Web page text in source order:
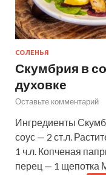
СОЛЕНЬЯ
Скумбрия в
духовке
Оставьте комментарий
Ингредиенты
соус — 2 ст.л.
1 ч.л. Копченая
перец — 1 щепотка